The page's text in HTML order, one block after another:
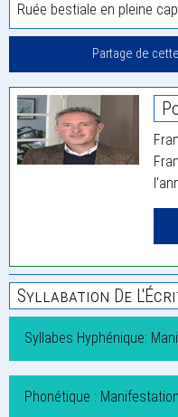
Ruée bestiale en pleine
Partage de
Syllabation De
Syllabes Hyphénique:
Phonétique : Manifestation